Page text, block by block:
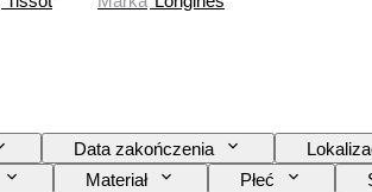
Data zakończenia
Materiał Płeć